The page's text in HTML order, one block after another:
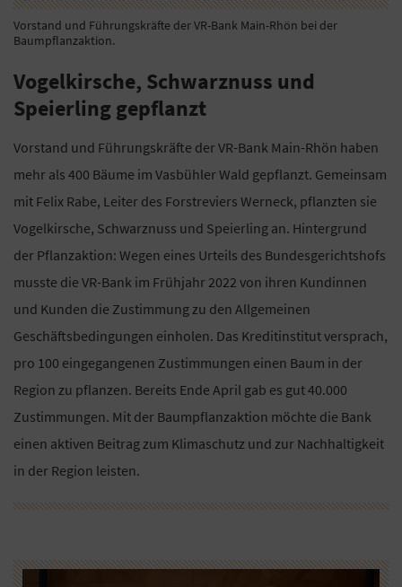
Vorstand und Führungskräfte der VR-Bank Main-Rhön bei der
Baumpflanzaktion.
Vogelkirsche, Schwarznuss und
Speierling gepflanzt
Vorstand und Führungskräfte der VR-Bank Main-Rhön haben
mehr als 400 Bäume im Vasbühler Wald gepflanzt. Gemeinsam
mit Felix Rabe, Leiter des Forstreviers Werneck, pflanzten sie
Vogelkirsche, Schwarznuss und Speierling an. Hintergrund
der Pflanzaktion: Wegen eines Urteils des Bundesgerichtshofs
musste die VR-Bank im Frühjahr 2022 von ihren Kundinnen
und Kunden die Zustimmung zu den Allgemeinen
Geschäftsbedingungen einholen. Das Kreditinstitut versprach,
pro 100 eingegangenen Zustimmungen einen Baum in der
Region zu pflanzen. Bereits Ende April gab es gut 40.000
Zustimmungen. Mit der Baumpflanzaktion möchte die Bank
einen aktiven Beitrag zum Klimaschutz und zur Nachhaltigkeit
in der Region leisten.